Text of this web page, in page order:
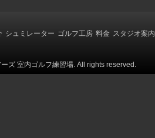
シュミレーター ゴルフ工房 料金 スタジオ案内
ズ 室内ゴルフ練習場. All rights reserved.